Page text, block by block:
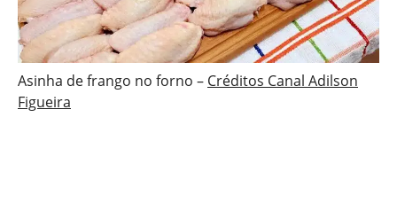
Asinha de frango no forno – Créditos Canal Adilson
Figueira